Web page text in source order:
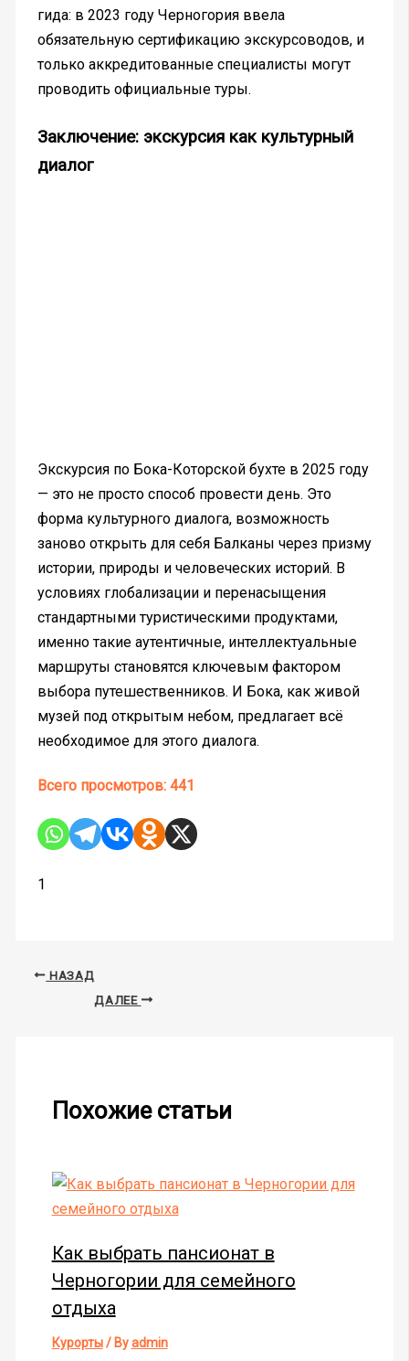
гида: в 2023 году Черногория ввела
обязательную сертификацию экскурсоводов, и
только аккредитованные специалисты могут
проводить официальные туры.
Заключение: экскурсия как культурный
диалог
Экскурсия по Бока-Которской бухте в 2025 году
— это не просто способ провести день. Это
форма культурного диалога, возможность
заново открыть для себя Балканы через призму
истории, природы и человеческих историй. В
условиях глобализации и перенасыщения
стандартными туристическими продуктами,
именно такие аутентичные, интеллектуальные
маршруты становятся ключевым фактором
выбора путешественников. И Бока, как живой
музей под открытым небом, предлагает всё
необходимое для этого диалога.
Всего просмотров: 441
1
НАЗАД
ДАЛЕЕ
Похожие статьи
Как выбрать пансионат в
Черногории для семейного
отдыха
Курорты/ Byadmin